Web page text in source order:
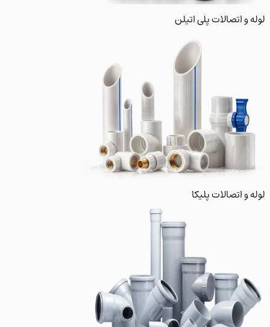
اتصالات پلی اتیلن
اتصالات پلیکا